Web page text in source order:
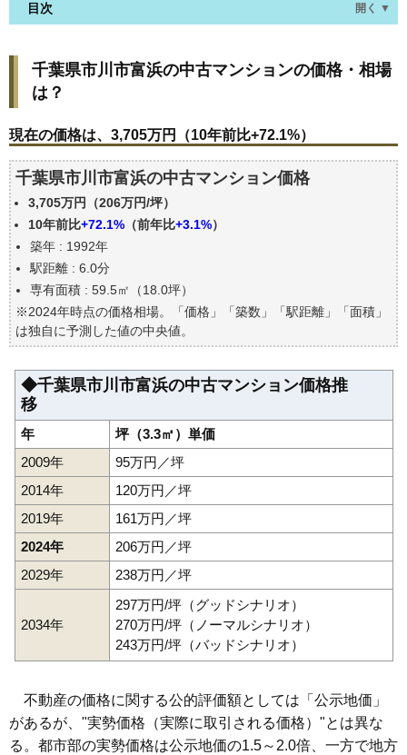
目次 開く ▼
は？
価格を詳細に分析しよう
築年数で価格はどうなる？
千葉県市川市富浜の中古マンションの過去の売買事
例
公示地価はいくら
エリアの将来性を人口予想から検討しよう
自分の年収でいくらの不動産が買える？
千葉県市川市富浜の中古マンションの価格・相場
は？
現在の価格は、3,705万円（10年前比+72.1%）
千葉県市川市富浜の中古マンション価格
3,705万円（206万円/坪）
10年前比+72.1% （前年比+3.1%）
築年 : 1992年
駅距離 : 6.0分
専有面積 : 59.5㎡（18.0坪）
※2024年時点の価格相場。「価格」「築数」「駅距離」「面積」
は独自に予測した値の中央値。
◆千葉県市川市富浜の中古マンション価格推
移
年
坪（3.3㎡）単価
2009年
95万円／坪
2014年
120万円／坪
2019年
161万円／坪
2024年
206万円／坪
2029年
238万円／坪
2034年
297万円/坪（グッドシナリオ）
270万円/坪（ノーマルシナリオ）
243万円/坪（バッドシナリオ）
不動産の価格に関する公的評価額としては「公示地価」
があるが、"実勢価格（実際に取引される価格）"とは異な
る。都市部の実勢価格は公示地価の1.5～2.0倍、一方で地方